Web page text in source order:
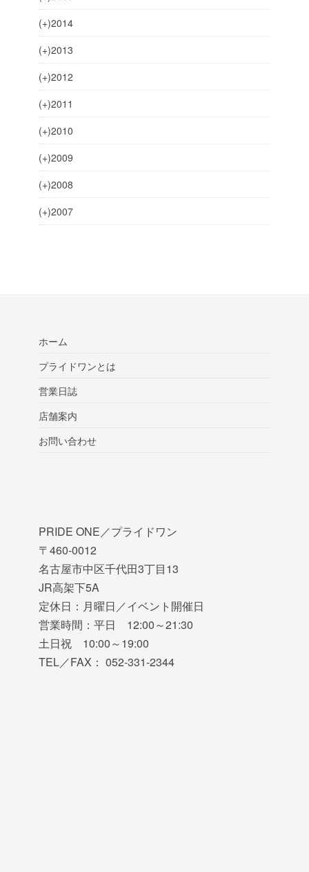
(+)2014
(+)2013
(+)2012
(+)2011
(+)2010
(+)2009
(+)2008
(+)2007
ホーム
プライドワンとは
営業日誌
店舗案内
お問い合わせ
PRIDE ONE／プライドワン
〒460-0012
名古屋市中区千代田3丁目13
JR高架下5A
定休日：月曜日／イベント開催日
営業時間：平日 12:00～21:30
土日祝 10:00～19:00
TEL／FAX： 052-331-2344